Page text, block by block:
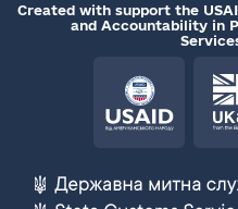
Created with support the
and Accountability in